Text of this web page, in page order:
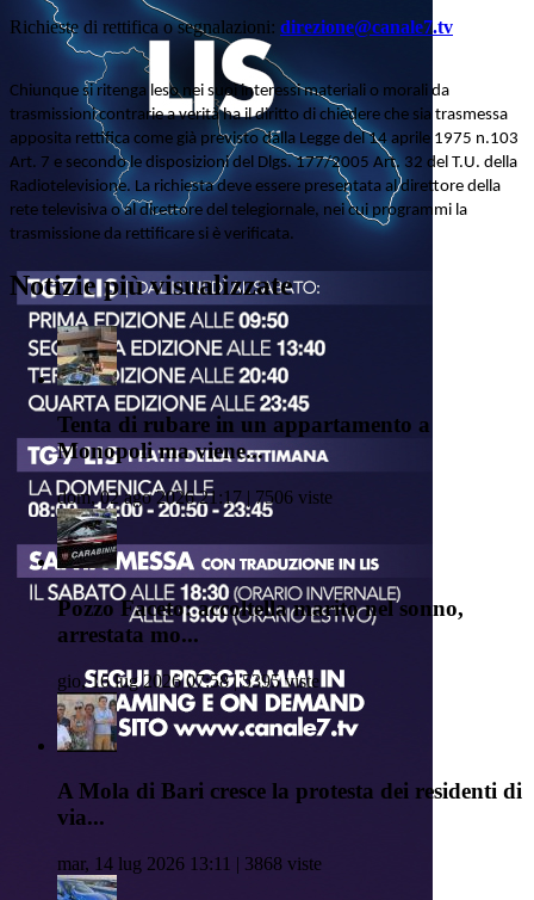
Richieste di rettifica o segnalazioni: direzione@canale7.tv
Chiunque si ritenga leso nei suoi interessi materiali o morali da
trasmissioni contrarie a verità ha il diritto di chiedere che sia trasmessa
apposita rettifica come già previsto dalla Legge del 14 aprile 1975 n.103
Art. 7 e secondo le disposizioni del Dlgs. 177/2005 Art. 32 del T.U. della
Radiotelevisione. La richiesta deve essere presentata al direttore della
rete televisiva o al direttore del telegiornale, nei cui programmi la
trasmissione da rettificare si è verificata.
Notizie più visualizzate
Tenta di rubare in un appartamento a
Monopoli ma viene...
dom, 02 ago 2026 21:17 | 7506 viste
Pozzo Faceto: accoltella marito nel sonno,
arrestata mo...
gio, 16 lug 2026 07:58 | 5395 viste
A Mola di Bari cresce la protesta dei residenti di
via...
mar, 14 lug 2026 13:11 | 3868 viste